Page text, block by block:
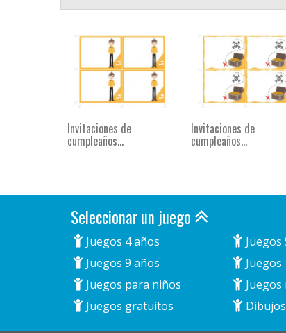
Invitaciones de
cumpleaños...
Invitaciones de
cumpleaños...
Seleccionar un juego
Juegos 4 años Juegos
Juegos 9 años
Juegos
Juegos para niños
Juegos gratuitos